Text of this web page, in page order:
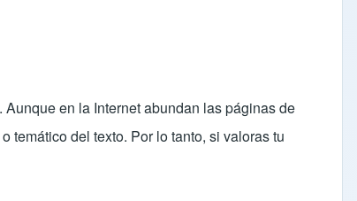
en la Internet abundan las páginas de
temático del texto. Por lo tanto, si valoras tu